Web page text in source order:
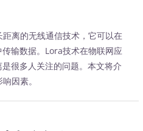
离的无线通信技术，它可以在
输数据。Lora技术在物联网应
很多人关注的问题。本文将介
因素。